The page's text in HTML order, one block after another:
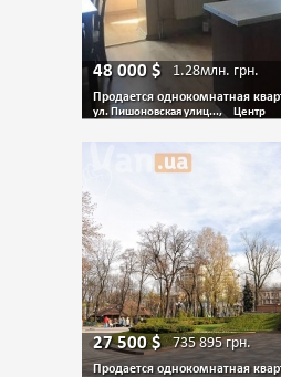
48 000$ 1.28млн. грн.
Продается однокомнатная
ул. Пишоновская улиц..., Центр
27 500$ 735 895грн.
Продается однокомнатная